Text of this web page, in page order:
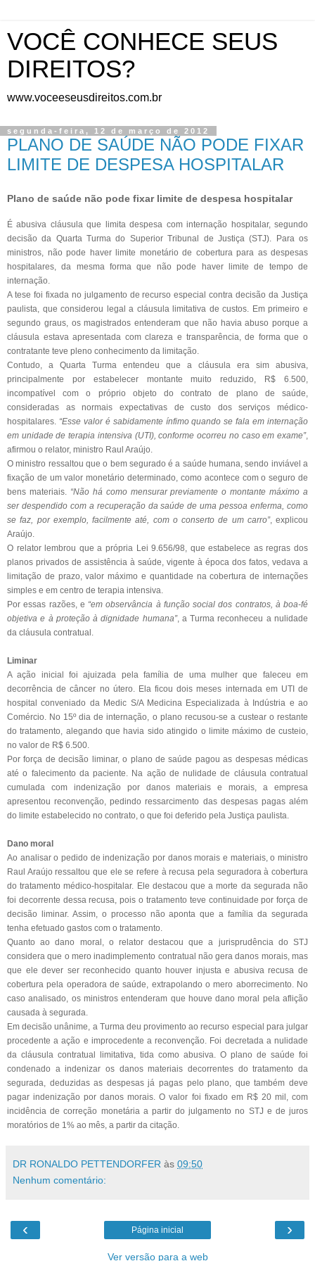
VOCÊ CONHECE SEUS
DIREITOS?
www.voceeseusdireitos.com.br
segunda-feira, 12 de março de 2012
PLANO DE SAÚDE NÃO PODE FIXAR
LIMITE DE DESPESA HOSPITALAR
Plano de saúde não pode fixar limite de despesa hospitalar
É abusiva cláusula que limita despesa com internação hospitalar, segundo
decisão da Quarta Turma do Superior Tribunal de Justiça (STJ). Para os
ministros, não pode haver limite monetário de cobertura para as despesas
hospitalares, da mesma forma que não pode haver limite de tempo de
internação.
A tese foi fixada no julgamento de recurso especial contra decisão da Justiça
paulista, que considerou legal a cláusula limitativa de custos. Em primeiro e
segundo graus, os magistrados entenderam que não havia abuso porque a
cláusula estava apresentada com clareza e transparência, de forma que o
contratante teve pleno conhecimento da limitação.
Contudo, a Quarta Turma entendeu que a cláusula era sim abusiva,
principalmente por estabelecer montante muito reduzido, R$ 6.500,
incompatível com o próprio objeto do contrato de plano de saúde,
consideradas as normais expectativas de custo dos serviços médico-
hospitalares. “Esse valor é sabidamente ínfimo quando se fala em internação
em unidade de terapia intensiva (UTI), conforme ocorreu no caso em exame”,
afirmou o relator, ministro Raul Araújo.
O ministro ressaltou que o bem segurado é a saúde humana, sendo inviável a
fixação de um valor monetário determinado, como acontece com o seguro de
bens materiais. “Não há como mensurar previamente o montante máximo a
ser despendido com a recuperação da saúde de uma pessoa enferma, como
se faz, por exemplo, facilmente até, com o conserto de um carro”, explicou
Araújo.
O relator lembrou que a própria Lei 9.656/98, que estabelece as regras dos
planos privados de assistência à saúde, vigente à época dos fatos, vedava a
limitação de prazo, valor máximo e quantidade na cobertura de internações
simples e em centro de terapia intensiva.
Por essas razões, e “em observância à função social dos contratos, à boa-fé
objetiva e à proteção à dignidade humana”, a Turma reconheceu a nulidade
da cláusula contratual.
Liminar
A ação inicial foi ajuizada pela família de uma mulher que faleceu em
decorrência de câncer no útero. Ela ficou dois meses internada em UTI de
hospital conveniado da Medic S/A Medicina Especializada à Indústria e ao
Comércio. No 15º dia de internação, o plano recusou-se a custear o restante
do tratamento, alegando que havia sido atingido o limite máximo de custeio,
no valor de R$ 6.500.
Por força de decisão liminar, o plano de saúde pagou as despesas médicas
até o falecimento da paciente. Na ação de nulidade de cláusula contratual
cumulada com indenização por danos materiais e morais, a empresa
apresentou reconvenção, pedindo ressarcimento das despesas pagas além
do limite estabelecido no contrato, o que foi deferido pela Justiça paulista.
Dano moral
Ao analisar o pedido de indenização por danos morais e materiais, o ministro
Raul Araújo ressaltou que ele se refere à recusa pela seguradora à cobertura
do tratamento médico-hospitalar. Ele destacou que a morte da segurada não
foi decorrente dessa recusa, pois o tratamento teve continuidade por força de
decisão liminar. Assim, o processo não aponta que a família da segurada
tenha efetuado gastos com o tratamento.
Quanto ao dano moral, o relator destacou que a jurisprudência do STJ
considera que o mero inadimplemento contratual não gera danos morais, mas
que ele dever ser reconhecido quanto houver injusta e abusiva recusa de
cobertura pela operadora de saúde, extrapolando o mero aborrecimento. No
caso analisado, os ministros entenderam que houve dano moral pela aflição
causada à segurada.
Em decisão unânime, a Turma deu provimento ao recurso especial para julgar
procedente a ação e improcedente a reconvenção. Foi decretada a nulidade
da cláusula contratual limitativa, tida como abusiva. O plano de saúde foi
condenado a indenizar os danos materiais decorrentes do tratamento da
segurada, deduzidas as despesas já pagas pelo plano, que também deve
pagar indenização por danos morais. O valor foi fixado em R$ 20 mil, com
incidência de correção monetária a partir do julgamento no STJ e de juros
moratórios de 1% ao mês, a partir da citação.
DR RONALDO PETTENDORFER às 09:50
Nenhum comentário:
‹ ›
Página inicial
Ver versão para a web